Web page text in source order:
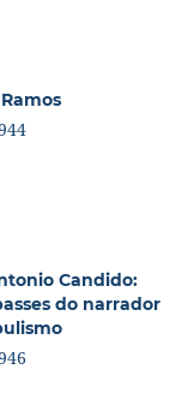
Candido:
do narrador